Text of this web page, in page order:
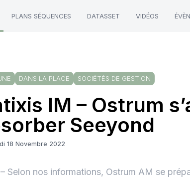
PLANS SÉQUENCES DATASSET VIDÉOS
DANS LA PLACE SOCIÉTÉS DE GESTION
IM – Ostrum
Seeyond
18 Novembre 2022
Selon nos informations, Ostrum AM se